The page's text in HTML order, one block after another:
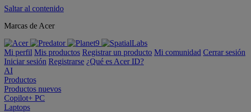
Saltar al contenido
Marcas de Acer
Mi perfil Mis productos Registrar un producto Mi comunidad Cerrar sesión
Iniciar sesión Registrarse ¿Qué es Acer ID?
AI
Productos
Productos nuevos
Copilot+ PC
Laptops